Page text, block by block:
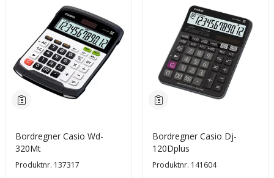
Bordregner Casio Wd-
320Mt
Produktnr. 137317
Bordregner Casio Dj-
120Dplus
Produktnr. 141604